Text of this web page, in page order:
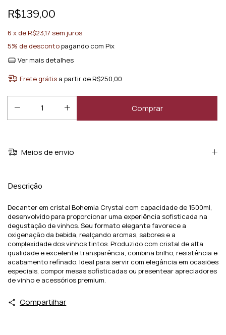
R$139,00
6 x deR$23,17 sem juros
5% de descontopagando com Pix
Ver mais detalhes
Frete grátis a partir deR$250,00
Meios de envio
Descrição
Decanter em cristal Bohemia Crystal com capacidade de 1500ml,
desenvolvido para proporcionar uma experiência sofisticada na
degustação de vinhos. Seu formato elegante favorece a
oxigenação da bebida, realçando aromas, sabores e a
complexidade dos vinhos tintos. Produzido com cristal de alta
qualidade e excelente transparência, combina brilho, resistência e
acabamento refinado. Ideal para servir com elegância em ocasiões
especiais, compor mesas sofisticadas ou presentear apreciadores
de vinho e acessórios premium.
Compartilhar